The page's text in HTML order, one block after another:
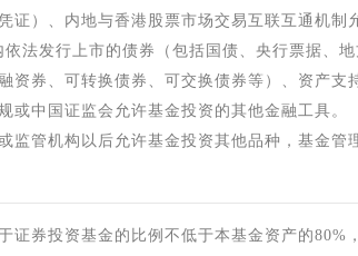
证）、内地与香港股票市场交易互联互通机
依法发行上市的债券（包括国债、央行票据、
资券、可转换债券、可交换债券等）、资产
或中国证监会允许基金投资的其他金融工具。
监管机构以后允许基金投资其他品种，基金
证券投资基金的比例不低于本基金资产的